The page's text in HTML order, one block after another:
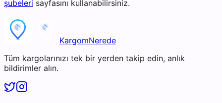
şubeleri sayfasını kullanabilirsiniz.
KargomNerede
Tüm kargolarınızı tek bir yerden takip edin, anlık
bildirimler alın.